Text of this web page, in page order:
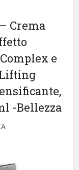
Crema
e
-Bellezza